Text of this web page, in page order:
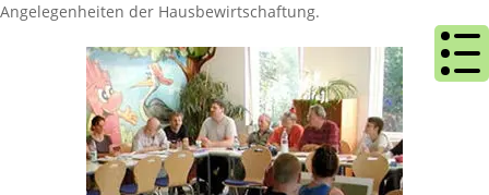
Angelegenheiten der Hausbewirtschaftung.